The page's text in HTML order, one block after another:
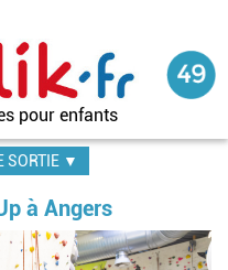
pour enfants
SORTIE ▼
à Angers